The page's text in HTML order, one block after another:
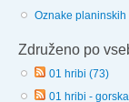
Oznake planinskih
Združeno po
01 hribi (73)
01 hribi -